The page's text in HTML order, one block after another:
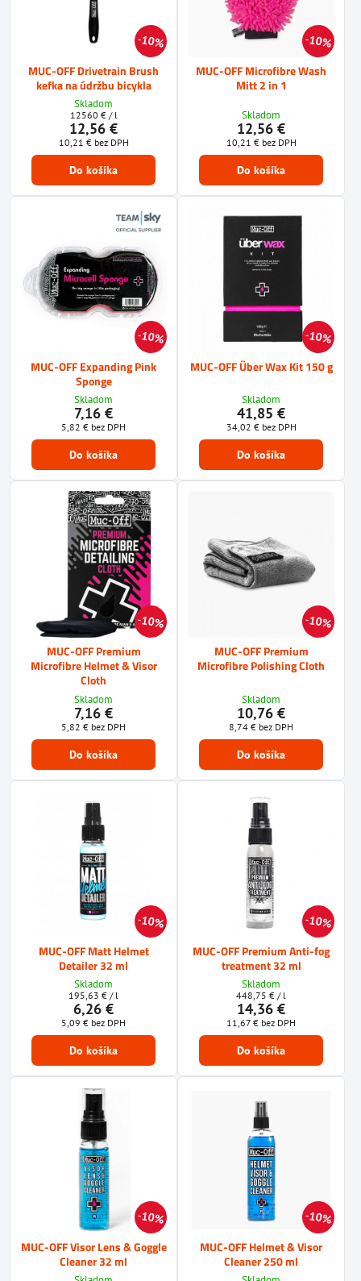
10%
MUC-OFF Drivetrain Brush
kefka na údržbu bicykla
Skladom
12,56 €
10,21 € bez DPH
12560 € / l
Do košíka
10%
MUC-OFF Microfibre Wash
Mitt 2 in 1
Skladom
12,56 €
10,21 € bez DPH
Do košíka
10%
MUC-OFF Expanding Pink
Sponge
Skladom
7,16 €
5,82 € bez DPH
Do košíka
10%
MUC-OFF Über Wax Kit 150 g
Skladom
41,85 €
34,02 € bez DPH
Do košíka
10%
MUC-OFF Premium
Microfibre Helmet & Visor
Cloth
Skladom
7,16 €
5,82 € bez DPH
Do košíka
10%
MUC-OFF Premium
Microfibre Polishing Cloth
Skladom
10,76 €
8,74 € bez DPH
Do košíka
10%
MUC-OFF Matt Helmet
Detailer 32 ml
Skladom
6,26 €
5,09 € bez DPH
195,63 € / l
Do košíka
10%
MUC-OFF Premium Anti-fog
treatment 32 ml
Skladom
14,36 €
11,67 € bez DPH
448,75 € / l
Do košíka
10%
MUC-OFF Visor Lens & Goggle
Cleaner 32 ml
10%
MUC-OFF Helmet & Visor
Cleaner 250 ml